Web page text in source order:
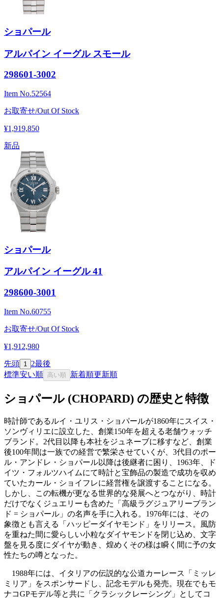
ショパール
アルパイン イーグル スモール
298601-3002
Item No.52564
お取寄せ/Out Of Stock
¥1,919,850
新品
ショパール
アルパイン イーグル 41
298600-3001
Item No.60755
お取寄せ/Out Of Stock
¥1,912,980
先頭 1 2最後
標準安い順 高い順 新着順更新順
ショパール (CHOPARD) の歴史と特徴
時計師であるルイ・ユリス・ショパールが1860年にスイス・
ソンヴィリエに設立した、創業150年を超える老舗ウォッチ
ブランド。2代目以降も本社をジュネーブに移すなど、創業
後100年間は一族での経営で繁栄させていくが、3代目のポー
ル・アンドレ・ショパール以降は後継者に困り、1963年、ド
イツ・フォルツハイムにて時計と宝飾品の製造で成功を収め
ていたカール・ショイフレに経営権を譲渡することになる。
しかし、この転機が更なる世界的な発展へとつながり、時計
だけでなくジュエリーも含めた「高級ラグジュアリーブラン
ド = ショパール」の名声を手に入れる。1976年には、その
象徴とも言える「ハッピーダイヤモンド」をリリース。風防
を重ねた間に愛らしい小粒なダイヤモンドを閉じ込め、文字
盤を見る度にダイヤが動き、煌めくその様は瞬く間に予の女
性たちの噂となった。
1988年には、イタリアの伝説的な公道カーレース「ミッレ
ミリア」をスポンサードし、記念モデルも発売。現在でもモ
ナコGPモデル等と共に「クラシックレーシング」としてコ